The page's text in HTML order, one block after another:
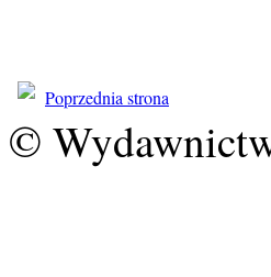
Poprzednia strona
©